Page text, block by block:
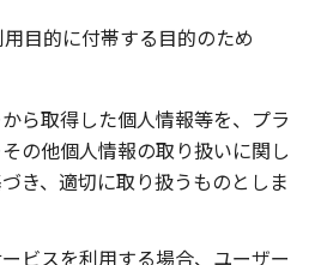
目的に付帯する目的のため
ら取得した個人情報等を、プラ
の他個人情報の取り扱いに関し
き、適切に取り扱うものとしま
ビスを利用する場合、ユーザー